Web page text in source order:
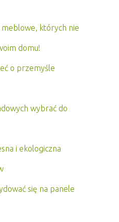
których nie
domu!
o przemyśle
wybrać do
i ekologiczna
się na panele